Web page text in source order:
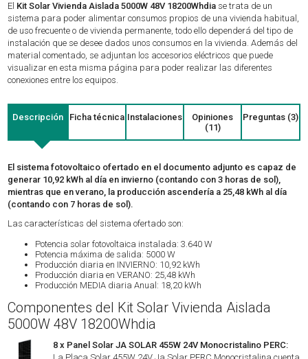
El Kit Solar Vivienda Aislada 5000W 48V 18200Whdia se trata de un
sistema para poder alimentar consumos propios de una vivienda habitual,
de uso frecuente o de vivienda permanente, todo ello dependerá del tipo de
instalación que se desee dados unos consumos en la vivienda. Además del
material comentado, se adjuntan los accesorios eléctricos que puede
visualizar en esta misma página para poder realizar las diferentes
conexiones entre los equipos.
Descripción Ficha técnica Instalaciones
Opiniones
(11)
Preguntas (3)
El sistema fotovoltaico ofertado en el documento adjunto es capaz de
generar 10,92 kWh al día en invierno (contando con 3 horas de sol),
mientras que en verano, la producción ascendería a 25,48 kWh al día
(contando con 7 horas de sol).
Las características del sistema ofertado son:
Potencia solar fotovoltaica instalada: 3.640 W
Potencia máxima de salida: 5000 W
Producción diaria en INVIERNO: 10,92 kWh
Producción diaria en VERANO: 25,48 kWh
Producción MEDIA diaria Anual: 18,20 kWh
Componentes del Kit Solar Vivienda Aislada
5000W 48V 18200Whdia
8 x Panel Solar JA SOLAR 455W 24V Monocristalino PERC: